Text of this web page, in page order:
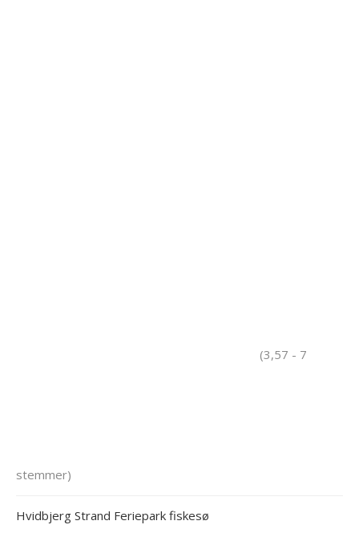
(3,57 - 7
stemmer)
Hvidbjerg Strand Feriepark fiskesø